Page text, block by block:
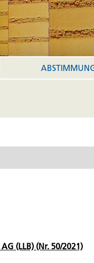
(LLB) (Nr. 50/2021)